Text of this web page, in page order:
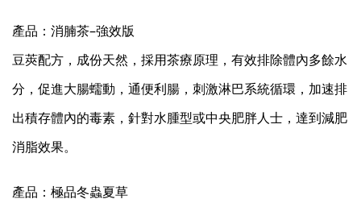
產品：消腩茶–強效版
豆莢配方，成份天然，採用茶療原理，有效排除體內多餘水
分，促進大腸蠕動，通便利腸，刺激淋巴系統循環，加速排
出積存體內的毒素，針對水腫型或中央肥胖人士，達到減肥
消脂效果。
產品：極品冬蟲夏草